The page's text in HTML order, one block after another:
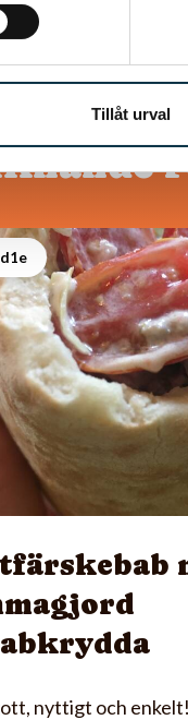
Tillåt urval
nyttigt och